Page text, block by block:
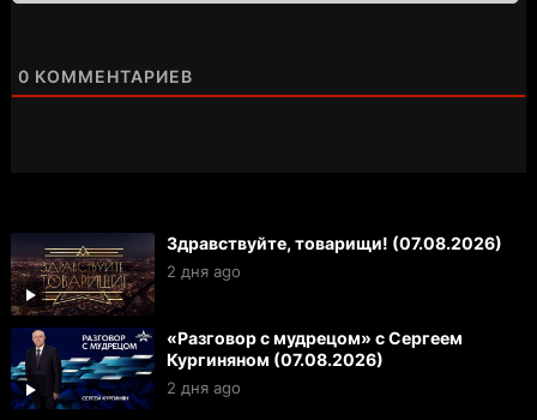
0 КОММЕНТАРИЕВ
Здравствуйте, товарищи! (07.08.2026)
2 дня ago
«Разговор с мудрецом» с Сергеем
Кургиняном (07.08.2026)
2 дня ago